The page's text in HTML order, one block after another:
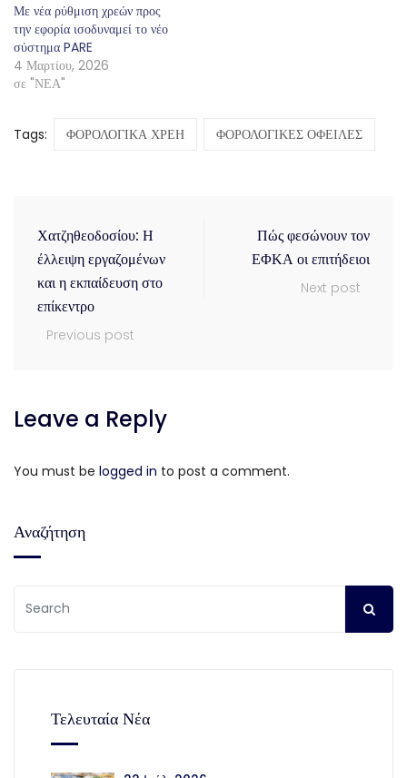
Με νέα ρύθμιση χρεών προς
την εφορία ισοδυναμεί το νέο
σύστημα PARE
4 Μαρτίου, 2026
σε "ΝΕΑ"
Tags: ΦΟΡΟΛΟΓΙΚΑ ΧΡΕΗ ΦΟΡΟΛΟΓΙΚΕΣ ΟΦΕΙΛΕΣ
Χατζηθεοδοσίου: Η
έλλειψη εργαζομένων
και η εκπαίδευση στο
επίκεντρο
Previous post
Πώς φεσώνουν τον
ΕΦΚΑ οι επιτήδειοι
Next post
Leave a Reply
You must be logged in to post a comment.
Αναζήτηση
Τελευταία Νέα